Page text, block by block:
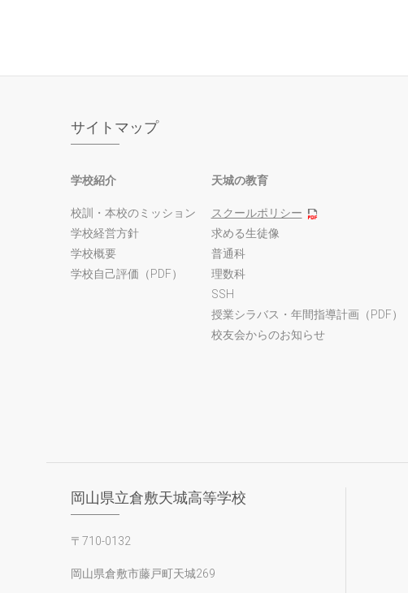
サイトマップ
学校紹介
校訓・本校のミッション
学校経営方針
学校概要
学校自己評価（PDF）
天城の教育
スクールポリシー
求める生徒像
普通科
理数科
SSH
授業シラバス・年間指導計画（PDF）
校友会からのお知らせ
岡山県立倉敷天城高等学校
〒710-0132
岡山県倉敷市藤戸町天城269